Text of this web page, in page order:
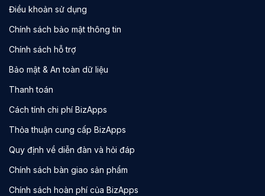
Điều khoản sử dụng
Chính sách bảo mật thông tin
Chính sách hỗ trợ
Bảo mật & An toàn dữ liệu
Thanh toán
Cách tính chi phí BizApps
Thỏa thuận cung cấp BizApps
Quy định về diễn đàn và hỏi đáp
Chính sách bàn giao sản phẩm
Chính sách hoàn phí của BizApps